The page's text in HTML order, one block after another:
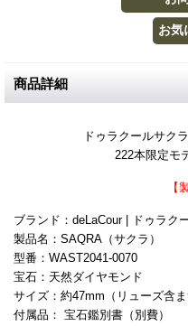
商品詳細
ドゥラクールサク
222本限定モ
【
ブランド：deLaCour | ドゥラク
製品名：SAQRA（サクラ）
型番：WAST2041-0070
宝石：天然ダイヤモンド
サイズ：約47mm（リューズ含ま
付属品： 宝石鑑別書（別費）